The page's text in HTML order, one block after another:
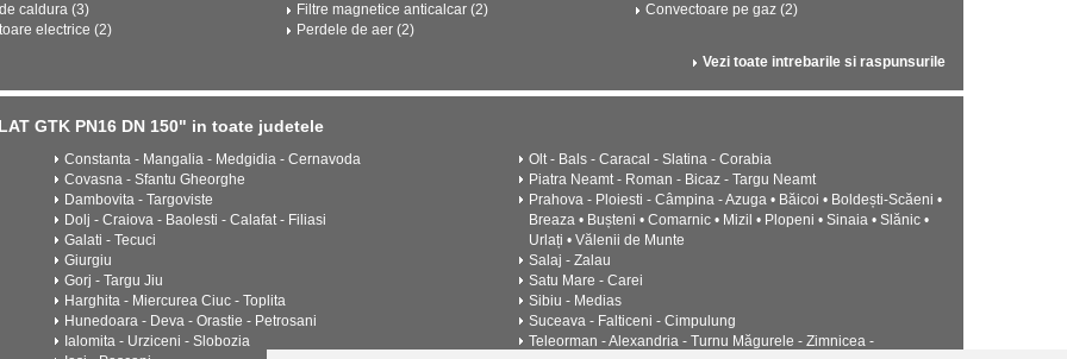
caldura (3)
electrice (2)
Filtre magnetice anticalcar (2)
Perdele de aer (2)
Convectoare pe gaz (2)
Vezi toate intrebarile si raspunsurile
GTK PN16 DN 150" in toate judetele
Constanta - Mangalia - Medgidia - Cernavoda
Covasna - Sfantu Gheorghe
Dambovita - Targoviste
Dolj - Craiova - Baolesti - Calafat - Filiasi
Galati - Tecuci
Giurgiu
Gorj - Targu Jiu
Harghita - Miercurea Ciuc - Toplita
Hunedoara - Deva - Orastie - Petrosani
Ialomita - Urziceni - Slobozia
Olt - Bals - Caracal - Slatina - Corabia
Piatra Neamt - Roman - Bicaz - Targu Neamt
Prahova - Ploiesti - Câmpina - Azuga • Băicoi • Boldești-Scăeni •
Breaza • Bușteni • Comarnic • Mizil • Plopeni • Sinaia • Slănic •
Urlați • Vălenii de Munte
Salaj - Zalau
Satu Mare - Carei
Sibiu - Medias
Suceava - Falticeni - Cimpulung
Teleorman - Alexandria - Turnu Măgurele - Zimnicea -